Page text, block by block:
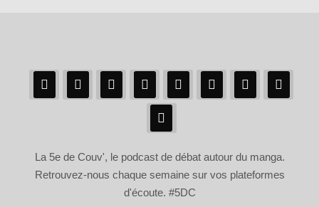
La 5e de Couv', le podcast de débat autour du manga.
Retrouvez-nous chaque semaine sur vos plateformes
d'écoute. #5DC